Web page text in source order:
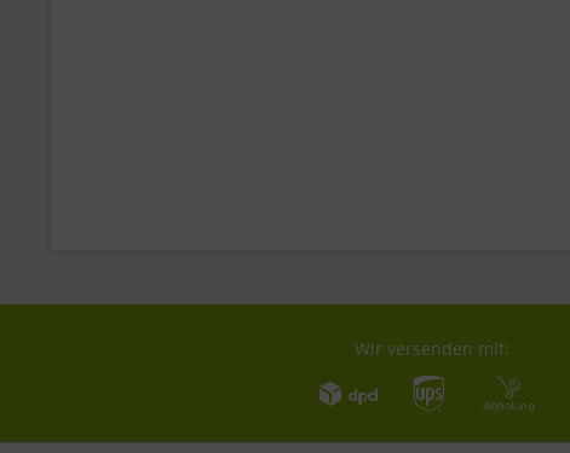
Wir versenden mit: